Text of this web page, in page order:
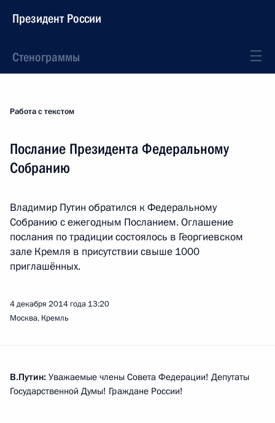
Президент России
Стенограммы
Работа с текстом
Послание Президента Федеральному
Собранию
Владимир Путин обратился к Федеральному
Собранию с ежегодным Посланием. Оглашение
послания по традиции состоялось в Георгиевском
зале Кремля в присутствии свыше 1000
приглашённых.
4 декабря 2014 года 13:20
Москва, Кремль
В.Путин: Уважаемые члены Совета Федерации! Депутаты
Государственной Думы! Граждане России!